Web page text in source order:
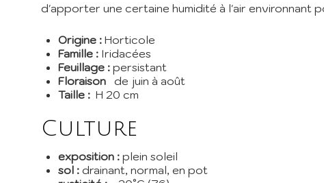
d'apporter une certaine humidité à l'air environnant
Origine : Horticole
Famille : Iridacées
Feuillage : persistant
Floraison de juin à août
Taille : H 20 cm
Culture
exposition : plein soleil
sol : drainant, normal, en pot